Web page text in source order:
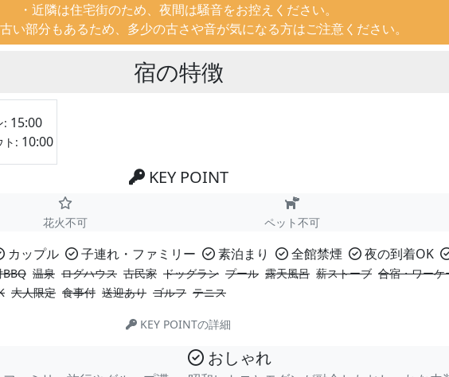
・近隣は住宅街のため、夜間は騒音をお控えください。
古い部分もあるため、多少の古さや音が気になる方はご注意ください。
宿の特徴
: 15:00
ト: 10:00
KEY POINT
花火不可 ペット不可
カップル 子連れ・ファミリー 素泊まり 全館禁煙 夜の到着OK
BBQ 温泉 ログハウス 古民家 ドッグラン プール 露天風呂 薪ストーブ 合宿・ワーケ
大人限定 食事付 送迎あり ゴルフ テニス
KEY POINTの詳細
おしゃれ